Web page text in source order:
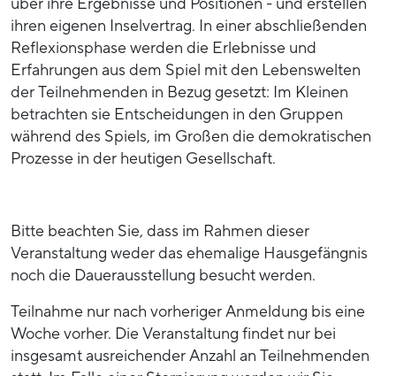
ihren eigenen Inselvertrag. In einer abschließenden
Reflexionsphase werden die Erlebnisse und
Erfahrungen aus dem Spiel mit den Lebenswelten
der Teilnehmenden in Bezug gesetzt: Im Kleinen
betrachten sie Entscheidungen in den Gruppen
während des Spiels, im Großen die demokratischen
Prozesse in der heutigen Gesellschaft.
Bitte beachten Sie, dass im Rahmen dieser
Veranstaltung weder das ehemalige Hausgefängnis
noch die Dauerausstellung besucht werden.
Teilnahme nur nach vorheriger Anmeldung bis eine
Woche vorher. Die Veranstaltung findet nur bei
insgesamt ausreichender Anzahl an Teilnehmenden